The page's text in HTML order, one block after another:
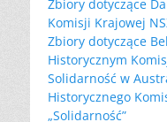
Zbiory dotyczące
Komisji Krajowej
Zbiory dotyczące
Historycznym
Solidarność w
Historycznego
„Solidarność”